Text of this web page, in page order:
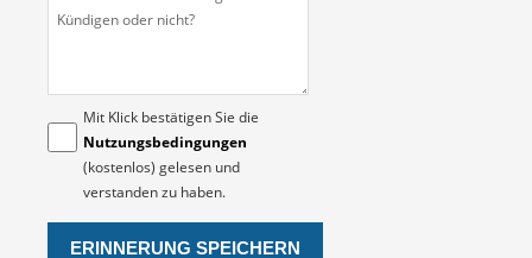
Mit Klick bestätigen Sie die
Nutzungsbedingungen
(kostenlos) gelesen und
verstanden zu haben.